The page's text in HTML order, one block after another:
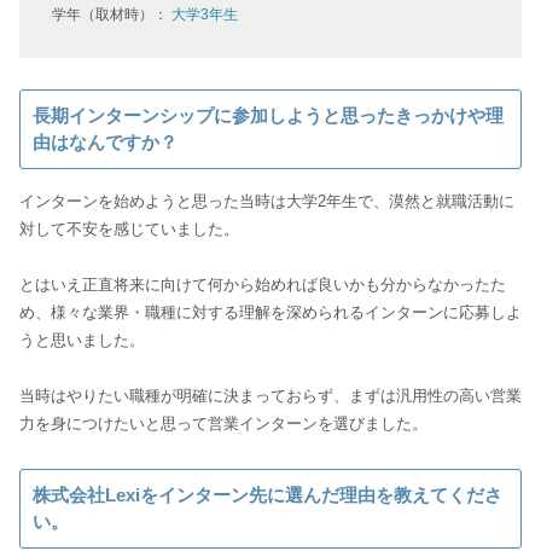
学年（取材時）： 大学3年生
長期インターンシップに参加しようと思ったきっかけや理
由はなんですか？
インターンを始めようと思った当時は大学2年生で、漠然と就職活動に
対して不安を感じていました。
とはいえ正直将来に向けて何から始めれば良いかも分からなかったた
め、様々な業界・職種に対する理解を深められるインターンに応募しよ
うと思いました。
当時はやりたい職種が明確に決まっておらず、まずは汎用性の高い営業
株式会社Lexiをインターン先に選んだ理由を教えてくださ
い。